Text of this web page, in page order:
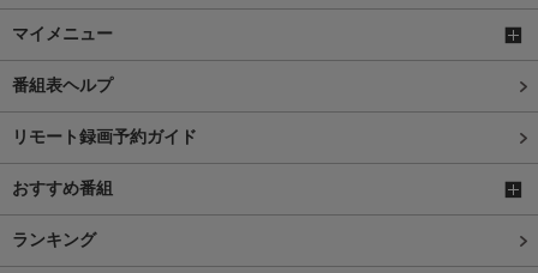
マイメニュー
番組表ヘルプ
リモート録画予約ガイド
おすすめ番組
ランキング